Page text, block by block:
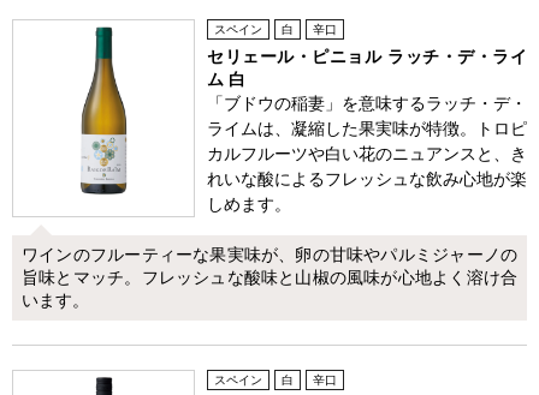
スペイン 白 辛口
セリェール・ピニョル ラッチ・デ・ライ
ム 白
「ブドウの稲妻」を意味するラッチ・デ・
ライムは、凝縮した果実味が特徴。トロピ
カルフルーツや白い花のニュアンスと、き
れいな酸によるフレッシュな飲み心地が楽
しめます。
ワインのフルーティーな果実味が、卵の甘味やパルミジャーノの
旨味とマッチ。フレッシュな酸味と山椒の風味が心地よく溶け合
います。
スペイン 白 辛口